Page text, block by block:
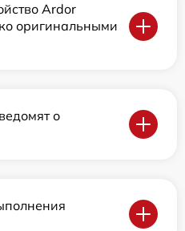
Ardor
оригинальными
о